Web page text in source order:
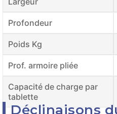
Profondeur
Poids Kg
Prof. armoire pliée
Capacité de charge par
tablette
Déclinaisons